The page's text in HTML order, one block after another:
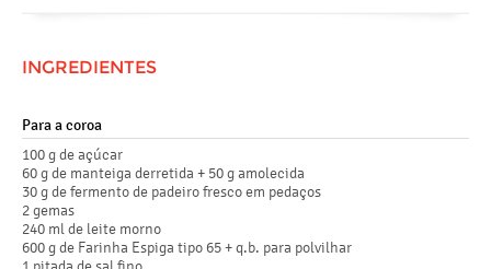
INGREDIENTES
Para a coroa
100 g de açúcar
60 g de manteiga derretida + 50 g amolecida
30 g de fermento de padeiro fresco em pedaços
2 gemas
240 ml de leite morno
600 g de Farinha Espiga tipo 65 + q.b. para polvilhar